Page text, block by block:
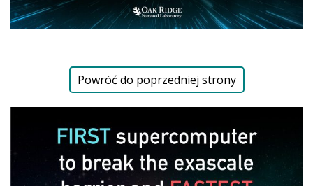
Powróć do poprzedniej strony